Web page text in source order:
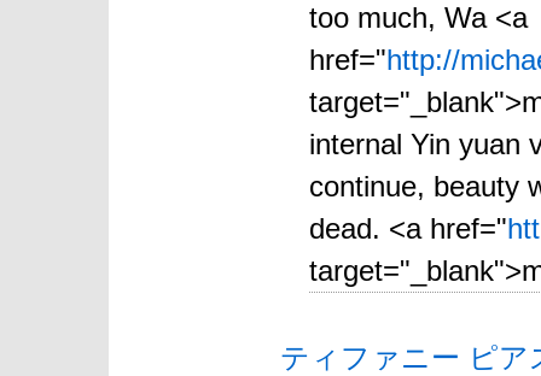
too much, Wa <a
href="http://
internal Yin yuan
continue, beauty
dead. <a href="
ティファニー ピア